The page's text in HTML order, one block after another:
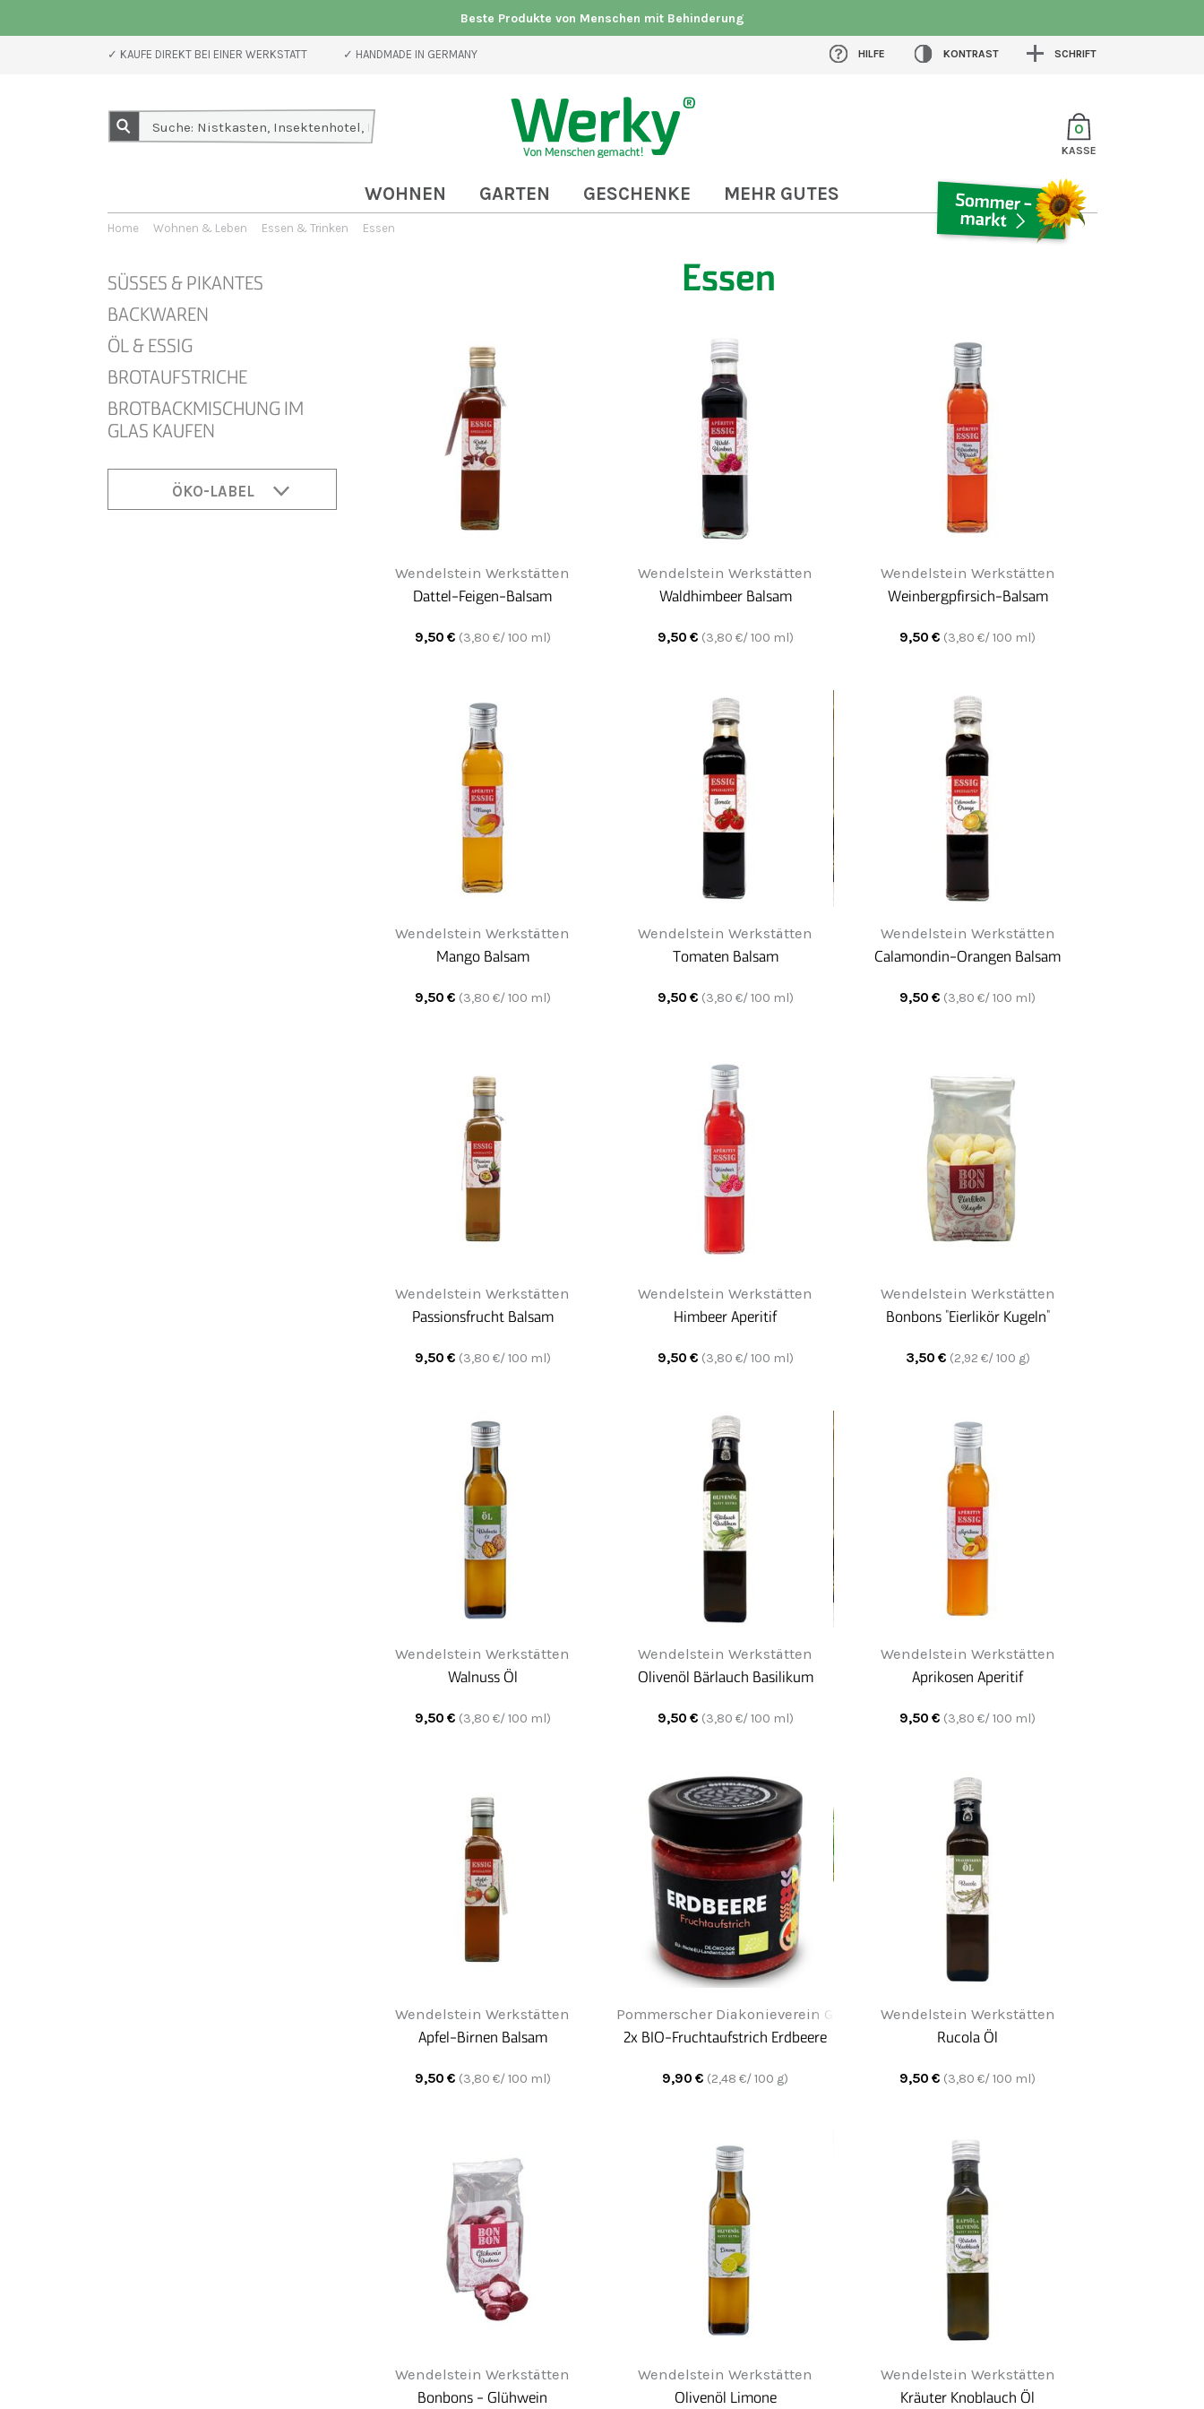
Beste Produkte von Menschen mit Behinderung
✓ KAUFE DIREKT BEI EINER WERKSTATT ✓ HANDMADE IN GERMANY HILFE KONTRAST SCHRIFT
0
KASSE
WOHNEN GARTEN GESCHENKE MEHR GUTES
Home Wohnen & Leben Essen & Trinken Essen
SÜSSES & PIKANTES
BACKWAREN
ÖL & ESSIG
BROTAUFSTRICHE
BROTBACKMISCHUNG IM
GLAS KAUFEN
ÖKO-LABEL
Essen
Wendelstein Werkstätten
Dattel-Feigen-Balsam
9,50 € (3,80 €/ 100 ml)
Wendelstein Werkstätten
Waldhimbeer Balsam
9,50 € (3,80 €/ 100 ml)
Wendelstein Werkstätten
Weinbergpfirsich-Balsam
9,50 € (3,80 €/ 100 ml)
Wendelstein Werkstätten
Mango Balsam
9,50 € (3,80 €/ 100 ml)
Wendelstein Werkstätten
Tomaten Balsam
9,50 € (3,80 €/ 100 ml)
Wendelstein Werkstätten
Calamondin-Orangen Balsam
9,50 € (3,80 €/ 100 ml)
Wendelstein Werkstätten
Passionsfrucht Balsam
9,50 € (3,80 €/ 100 ml)
Wendelstein Werkstätten
Himbeer Aperitif
9,50 € (3,80 €/ 100 ml)
Wendelstein Werkstätten
Bonbons "Eierlikör Kugeln"
3,50 € (2,92 €/ 100 g)
Wendelstein Werkstätten
Walnuss Öl
9,50 € (3,80 €/ 100 ml)
Wendelstein Werkstätten
Olivenöl Bärlauch Basilikum
9,50 € (3,80 €/ 100 ml)
Wendelstein Werkstätten
Aprikosen Aperitif
9,50 € (3,80 €/ 100 ml)
Wendelstein Werkstätten
Apfel-Birnen Balsam
9,50 € (3,80 €/ 100 ml)
Pommerscher Diakonieverein Greifenwerkstatt
2x BIO-Fruchtaufstrich Erdbeere
9,90 € (2,48 €/ 100 g)
Wendelstein Werkstätten
Rucola Öl
9,50 € (3,80 €/ 100 ml)
Wendelstein Werkstätten
Bonbons - Glühwein
Wendelstein Werkstätten
Olivenöl Limone
Wendelstein Werkstätten
Kräuter Knoblauch Öl